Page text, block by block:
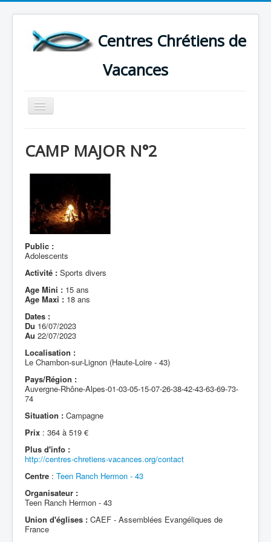
Centres Chrétiens de
Vacances
Basculer
la
CARTE DES CENTRES DE VACANCES .
LISTE DES SEJOURS DE VACANCES 2026
PLUS
CAMP MAJOR N°2
Public :
Adolescents
Activité : Sports divers
Age Mini : 15 ans
Age Maxi : 18 ans
Dates :
Du 16/07/2023
Au 22/07/2023
Localisation :
Le Chambon-sur-Lignon (Haute-Loire - 43)
Pays/Région :
Auvergne-Rhône-Alpes-01-03-05-15-07-26-38-42-43-63-69-73-
74
Situation : Campagne
Prix : 364 à 519 €
Plus d'info :
http://centres-chretiens-vacances.org/contact
Centre : Teen Ranch Hermon - 43
Organisateur :
Teen Ranch Hermon - 43
Union d'églises : CAEF - Assemblées Evangéliques de
France